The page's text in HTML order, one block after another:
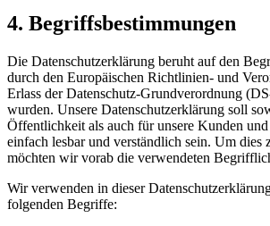
4. Begriffsbestimmungen
Die Datenschutzerklärung beruht auf den
durch den Europäischen Richtlinien- und
Erlass der Datenschutz-Grundverordnung
wurden. Unsere Datenschutzerklärung soll
Öffentlichkeit als auch für unsere Kunden und
einfach lesbar und verständlich sein. Um dies
möchten wir vorab die verwendeten
Wir verwenden in dieser
folgenden Begriffe: